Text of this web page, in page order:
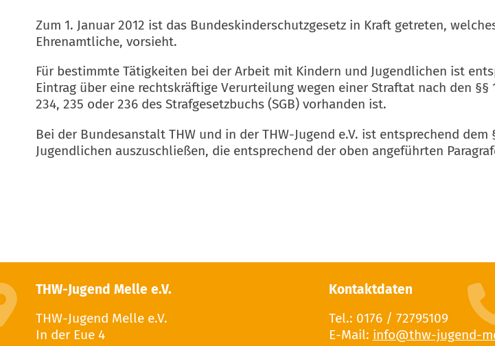
Zum 1. Januar 2012 ist das Bundeskinderschutzgesetz in Kraft getreten,
Ehrenamtliche, vorsieht.
Für bestimmte Tätigkeiten bei der Arbeit mit Kindern und Jugendlichen ist
Eintrag über eine rechtskräftige Verurteilung wegen einer Straftat nach den §§
234, 235 oder 236 des Strafgesetzbuchs (SGB) vorhanden ist.
Bei der Bundesanstalt THW und in der THW-Jugend e.V. ist entsprechend
Jugendlichen auszuschließen, die entsprechend der oben angeführten
THW-Jugend Melle e.V.
THW-Jugend Melle e.V.
In der Eue 4
Kontaktdaten
Tel.: 0176 / 72795109
E-Mail: